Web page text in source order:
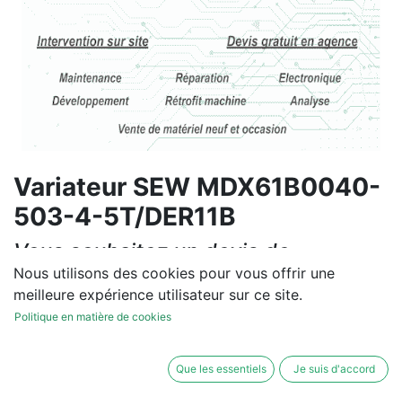
Variateur SEW MDX61B0040-
503-4-5T/DER11B
Vous souhaitez un devis de
réparation ou de vente, un
diagnostic sur site?
Nous utilisons des cookies pour vous offrir une
meilleure expérience utilisateur sur ce site.
Politique en matière de cookies
Que les essentiels Je suis d'accord